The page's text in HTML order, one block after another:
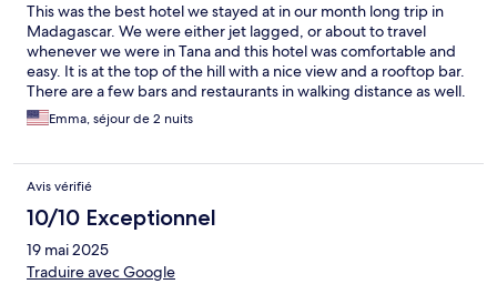
This was the best hotel we stayed at in our month long trip in
Madagascar. We were either jet lagged, or about to travel
whenever we were in Tana and this hotel was comfortable and
easy. It is at the top of the hill with a nice view and a rooftop bar.
There are a few bars and restaurants in walking distance as well.
Their prices are a bit high, so we walked next door for breakfast
and went out for dinner. But wow, to have a nice shower and
Emma, séjour de 2 nuits
Avis vérifié
10/10 Exceptionnel
19 mai 2025
Traduire avec Google